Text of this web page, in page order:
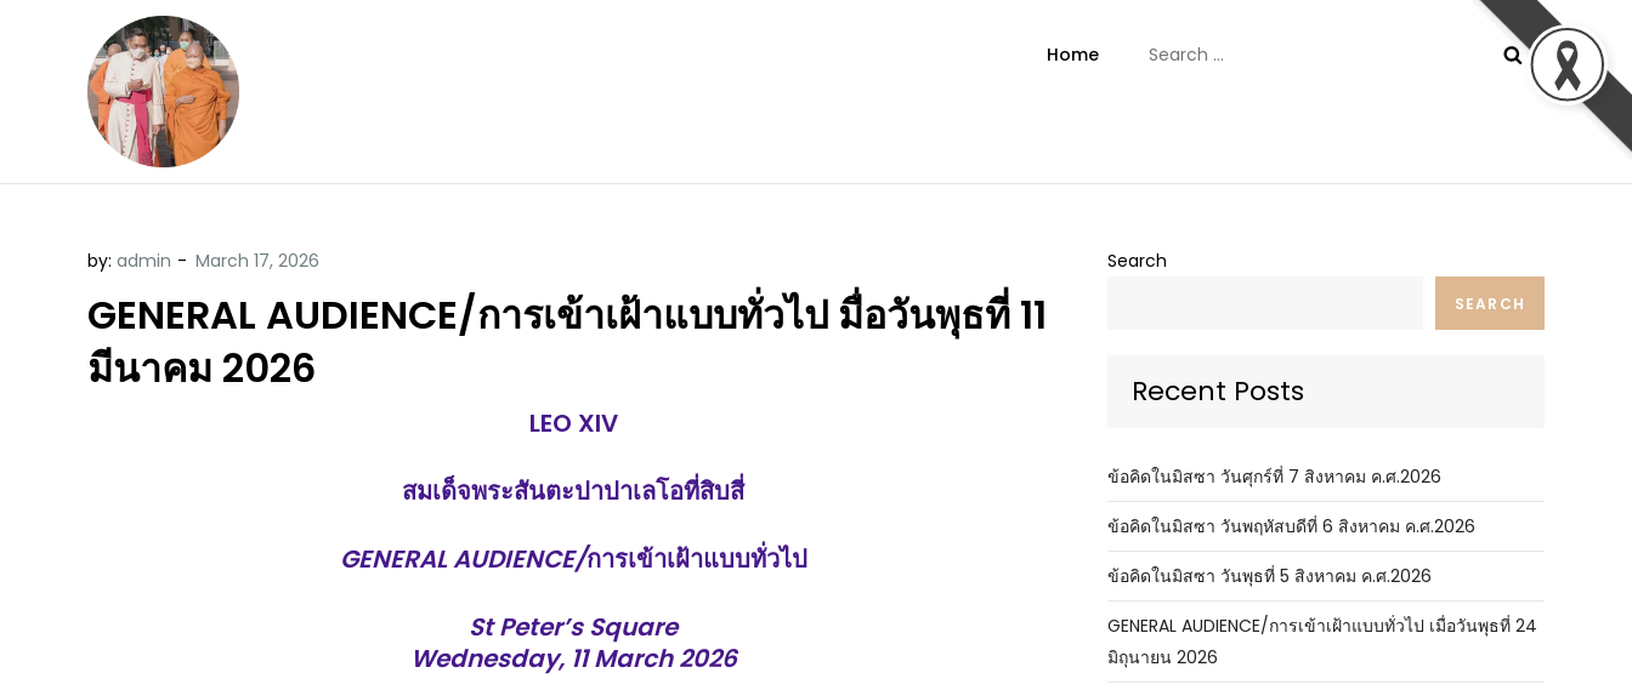
Home
for:
by: admin
GENERAL AUDIENCE/การเข้าเฝ้าแบบทั่วไป มื่อวันพุธที่ 11
มีนาคม 2026
LEO XIV
สมเด็จพระสันตะปาปาเลโอที่สิบสี่
GENERAL AUDIENCE/การเข้าเฝ้าแบบทั่วไป
St Peter’s Square
Wednesday, 11March 2026
Search
SEARCH
Recent Posts
ข้อคิดในมิสซา วันศุกร์ที่ 7 สิงหาคม ค.ศ.2026
ข้อคิดในมิสซา วันพฤหัสบดีที่ 6 สิงหาคม ค.ศ.2026
ข้อคิดในมิสซา วันพุธที่ 5 สิงหาคม ค.ศ.2026
GENERAL AUDIENCE/การเข้าเฝ้าแบบทั่วไป เมื่อวันพุธที่ 24
มิถุนายน 2026